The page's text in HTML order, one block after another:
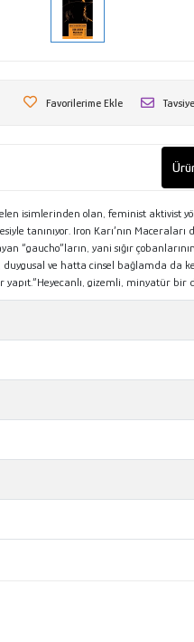
Favorilerime Ekle
isimlerinden olan, feminist
tanınıyor. Iron Karı’nın
“gaucho”ların, yani sığır
ve hatta cinsel bağlamda da
gizemli, minyatür bir